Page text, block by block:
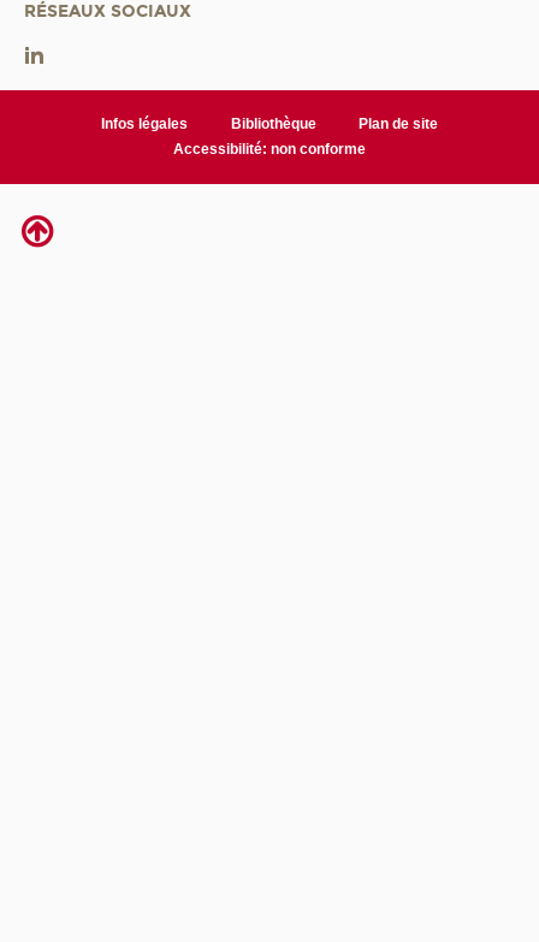
RÉSEAUX SOCIAUX
Infos légales Bibliothèque
Plan de site
Accessibilité: non conforme